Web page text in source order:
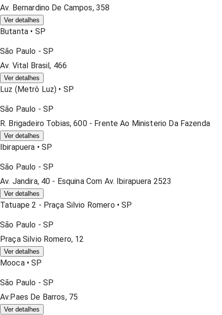
Av. Bernardino De Campos, 358
Ver detalhes
Butanta • SP
São Paulo - SP
Av. Vital Brasil, 466
Ver detalhes
Luz (metrô Luz) • SP
São Paulo - SP
R. Brigadeiro Tobias, 600 - Frente Ao Ministerio Da Fazenda
Ver detalhes
Ibirapuera • SP
São Paulo - SP
Av. Jandira, 40 - Esquina Com Av. Ibirapuera 2523
Ver detalhes
Tatuape 2 - Praça Silvio Romero • SP
São Paulo - SP
Praça Silvio Romero, 12
Ver detalhes
Mooca• SP
São Paulo - SP
Av.Paes De Barros, 75
Ver detalhes